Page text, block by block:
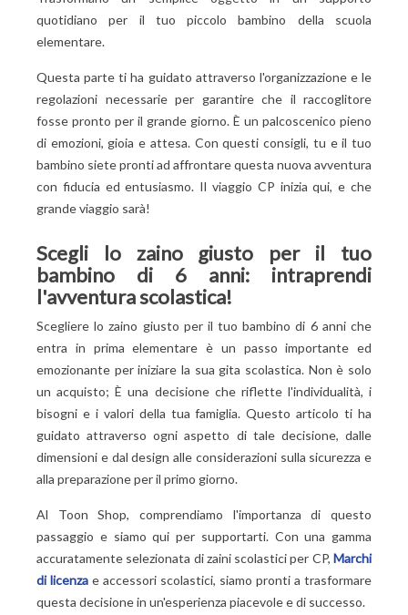
quotidiano per il tuo piccolo bambino della scuola
elementare.
Questa parte ti ha guidato attraverso l'organizzazione e le
regolazioni necessarie per garantire che il raccoglitore
fosse pronto per il grande giorno. È un palcoscenico pieno
di emozioni, gioia e attesa. Con questi consigli, tu e il tuo
bambino siete pronti ad affrontare questa nuova avventura
con fiducia ed entusiasmo. Il viaggio CP inizia qui, e che
grande viaggio sarà!
Scegli lo zaino giusto per il tuo
bambino di 6 anni: intraprendi
l'avventura scolastica!
Scegliere lo zaino giusto per il tuo bambino di 6 anni che
entra in prima elementare è un passo importante ed
emozionante per iniziare la sua gita scolastica. Non è solo
un acquisto; È una decisione che riflette l'individualità, i
bisogni e i valori della tua famiglia. Questo articolo ti ha
guidato attraverso ogni aspetto di tale decisione, dalle
dimensioni e dal design alle considerazioni sulla sicurezza e
alla preparazione per il primo giorno.
Al Toon Shop, comprendiamo l'importanza di questo
passaggio e siamo qui per supportarti. Con una gamma
accuratamente selezionata di zaini scolastici per CP, Marchi
di licenza e accessori scolastici, siamo pronti a trasformare
questa decisione in un'esperienza piacevole e di successo.